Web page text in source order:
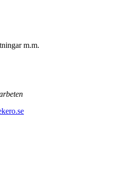
m.m.